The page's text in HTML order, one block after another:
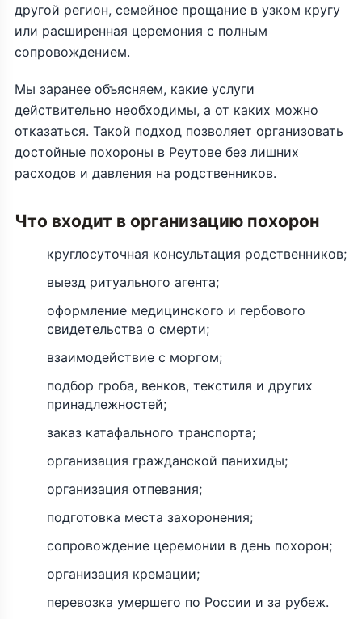
другой регион, семейное прощание в узком кругу
или расширенная церемония с полным
сопровождением.
Мы заранее объясняем, какие услуги
действительно необходимы, а от каких можно
отказаться. Такой подход позволяет организовать
достойные похороны в Реутове без лишних
расходов и давления на родственников.
Что входит в организацию похорон
круглосуточная консультация родственников;
выезд ритуального агента;
оформление медицинского и гербового
свидетельства о смерти;
взаимодействие с моргом;
подбор гроба, венков, текстиля и других
принадлежностей;
заказ катафального транспорта;
организация гражданской панихиды;
организация отпевания;
подготовка места захоронения;
сопровождение церемонии в день похорон;
организация кремации;
перевозка умершего по России и за рубеж.